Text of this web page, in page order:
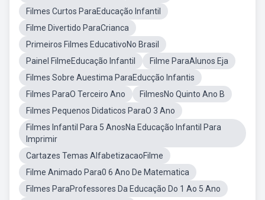
Filmes Curtos ParaEducação Infantil
Filme Divertido ParaCrianca
Primeiros Filmes EducativoNo Brasil
Painel FilmeEducação Infantil
Filme ParaAlunos Eja
Filmes Sobre Auestima ParaEducção Infantis
Filmes ParaO Terceiro Ano
FilmesNo Quinto Ano B
Filmes Pequenos Didaticos ParaO 3 Ano
Filmes Infantil Para 5 AnosNa Educação Infantil Para
Imprimir
Cartazes Temas AlfabetizacaoFilme
Filme Animado Para0 6 Ano De Matematica
Filmes ParaProfessores Da Educação Do 1 Ao 5 Ano